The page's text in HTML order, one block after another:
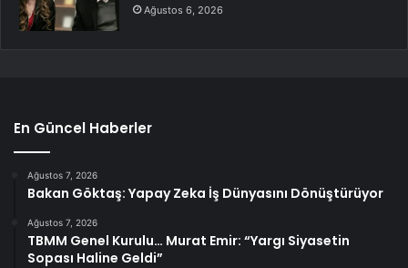
Ağustos 6, 2026
En Güncel Haberler
Ağustos 7, 2026
Bakan Göktaş: Yapay Zeka İş Dünyasını Dönüştürüyor
Ağustos 7, 2026
TBMM Genel Kurulu… Murat Emir: “Yargı Siyasetin
Sopası Haline Geldi”